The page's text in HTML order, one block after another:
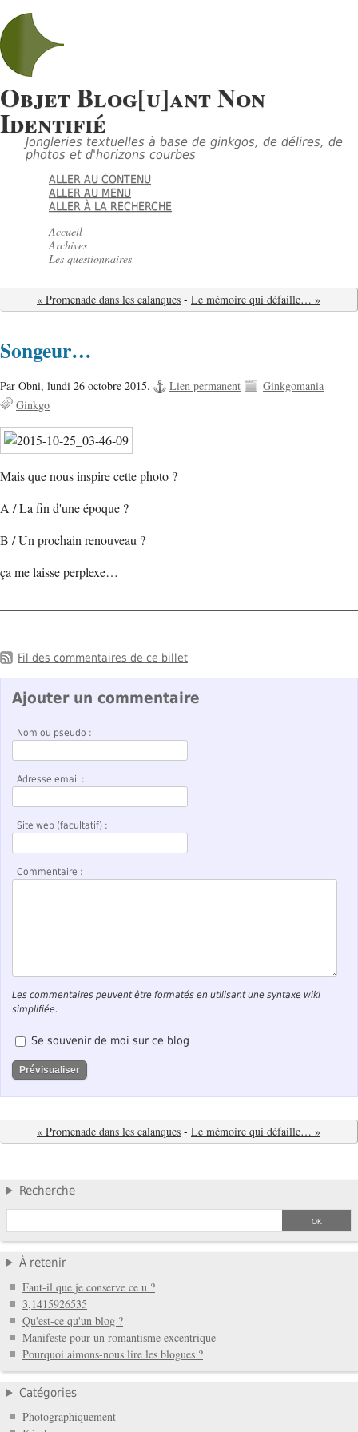
Objet Blog[u]ant Non
Identifié
Jongleries textuelles à base de ginkgos, de délires, de
photos et d'horizons courbes
ALLER AU CONTENU
ALLER AU MENU
ALLER À LA RECHERCHE
Accueil
Archives
Les questionnaires
« Promenade dans les calanques - Le mémoire qui défaille… »
Songeur…
Par Obni, lundi 26 octobre 2015. Lien permanent
Ginkgomania
Ginkgo
Mais que nous inspire cette photo ?
A / La fin d'une époque ?
B / Un prochain renouveau ?
ça me laisse perplexe…
Fil des commentaires de ce billet
Ajouter un commentaire
Nom ou pseudo :
Adresse email :
Site web (facultatif) :
Commentaire :
Les commentaires peuvent être formatés en utilisant une syntaxe wiki
simplifiée.
Se souvenir de moi sur ce blog
« Promenade dans les calanques - Le mémoire qui défaille… »
Recherche
À retenir
Faut-il que je conserve ce u ?
3,1415926535
Qu'est-ce qu'un blog ?
Manifeste pour un romantisme excentrique
Pourquoi aimons-nous lire les blogues ?
Catégories
Photographiquement